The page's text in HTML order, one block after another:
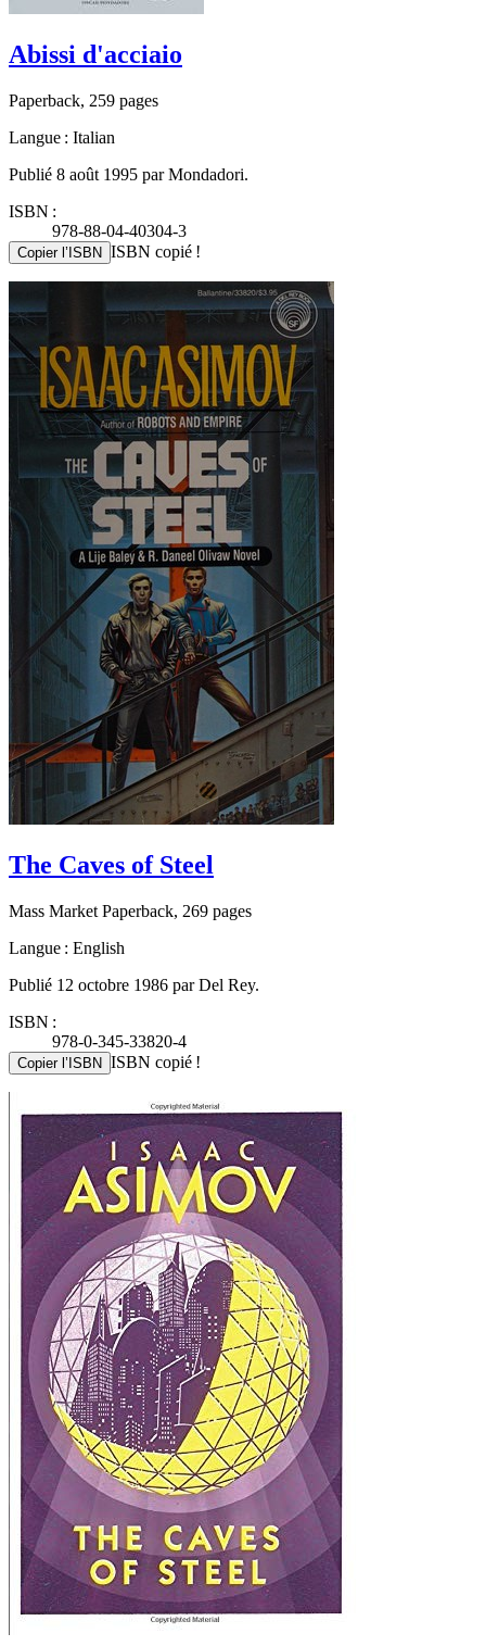
Abissi d'acciaio
Paperback, 259 pages
Langue : Italian
Publié 8 août 1995 par Mondadori.
ISBN :
978-88-04-40304-3
Copier l’ISBN ISBN copié !
The Caves of Steel
Mass Market Paperback, 269 pages
Langue : English
Publié 12 octobre 1986 par Del Rey.
ISBN :
978-0-345-33820-4
Copier l’ISBN ISBN copié !